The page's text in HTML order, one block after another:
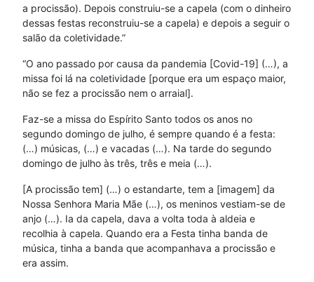
a procissão). Depois construiu-se a capela (com o dinheiro
dessas festas reconstruiu-se a capela) e depois a seguir o
salão da coletividade.”
“O ano passado por causa da pandemia [Covid-19] (…), a
missa foi lá na coletividade [porque era um espaço maior,
não se fez a procissão nem o arraial].
Faz-se a missa do Espírito Santo todos os anos no
segundo domingo de julho, é sempre quando é a festa:
(…) músicas, (…) e vacadas (…). Na tarde do segundo
domingo de julho às três, três e meia (…).
[A procissão tem] (…) o estandarte, tem a [imagem] da
Nossa Senhora Maria Mãe (…), os meninos vestiam-se de
anjo (…). Ia da capela, dava a volta toda à aldeia e
recolhia à capela. Quando era a Festa tinha banda de
música, tinha a banda que acompanhava a procissão e
era assim.